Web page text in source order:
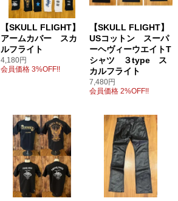
【SKULL FLIGHT】
アームカバー スカ
ルフライト
4,180円
会員価格 3%OFF!!
【SKULL FLIGHT】
USコットン スーパ
ーヘヴィーウエイトT
シャツ ３type ス
カルフライト
7,480円
会員価格 2%OFF!!